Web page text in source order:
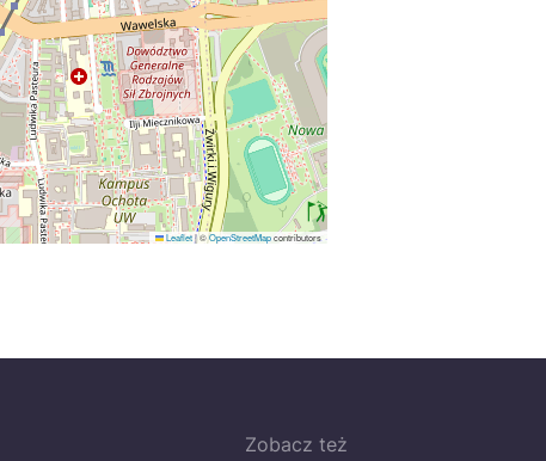
Leaflet|©OpenStreetMapcontributors
Zobacz też